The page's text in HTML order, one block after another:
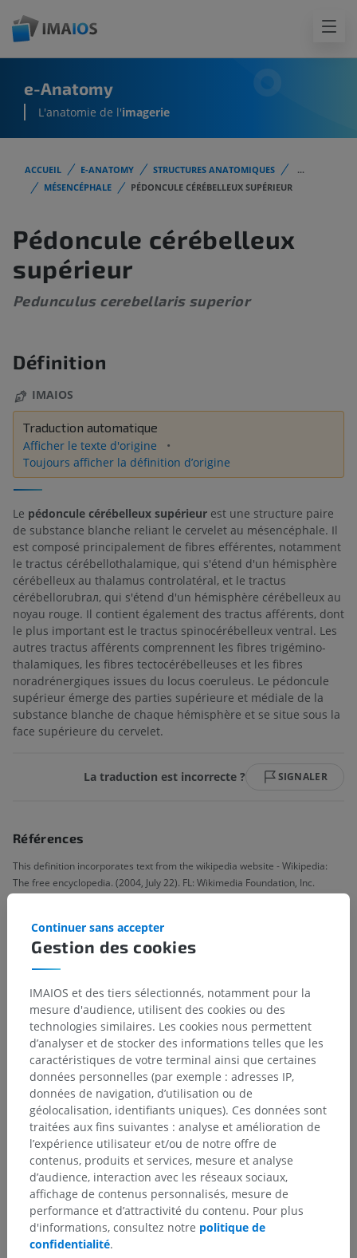
e-Anatomy
L'anatomie de l'imagerie
ACCUEIL E-ANATOMY STRUCTURES ANATOMIQUES
...
MÉSENCÉPHALE
PÉDONCULE CÉRÉBELLEUX SUPÉRIEUR
Pédoncule cérébelleux
supérieur
Pedunculus cerebellaris superior
Définition
IMAIOS
Traduction automatique
Afficher le texte d'origine
Toujours afficher la définition d’origine
Le pédoncule cérébelleux supérieur est une structure paire
de substance blanche reliant le cervelet au mésencéphale. Il
est composé principalement de fibres efférentes, notamment
le tractus cérébellothalamique, qui s'étend d'un hémisphère
cérébelleux au thalamus controlatéral, et le tractus
cérébellorubrал, qui s'étend d'un hémisphère cérébelleux au
noyau rouge. Il contient également des tractus afférents, dont
le plus important est le tractus spinocérébelleux ventral. Les
autres tractus afférents comprennent les fibres trigémino-
thalamiques, les fibres tectocérébelleuses et les fibres
noradrénergiques issues du locus coeruleus. Le pédoncule
supérieur émerge des parties supérieure et médiale de la
substance blanche de chaque hémisphère et se situe sous la
face supérieure du cervelet.
La traduction est incorrecte ? SIGNALER
Références
This definition incorporates text from the wikipedia website - Wikipedia:
The free encyclopedia. (2004, July 22). FL: Wikimedia Foundation, Inc.
Hiérarchie anatomique
Anatomie humaine 1
Anatomie systémique Système nerveux>
Système nerveux central> Encéphale >
Mésencéphale> Pédoncule cérébelleux supérieur
Structures sous-jacentes :Il n'y a aucune structure
sous-jacente
Traductions
Gestion des cookies
Continuer sans accepter
IMAIOS et des tiers sélectionnés, notamment pour la
mesure d'audience, utilisent des cookies ou des
technologies similaires. Les cookies nous permettent
d’analyser et de stocker des informations telles que les
caractéristiques de votre terminal ainsi que certaines
données personnelles (par exemple : adresses IP,
données de navigation, d’utilisation ou de
géolocalisation, identifiants uniques). Ces données sont
traitées aux fins suivantes : analyse et amélioration de
l’expérience utilisateur et/ou de notre offre de
contenus, produits et services, mesure et analyse
d’audience, interaction avec les réseaux sociaux,
affichage de contenus personnalisés, mesure de
performance et d’attractivité du contenu. Pour plus
d'informations, consultez notre politique de
confidentialité.